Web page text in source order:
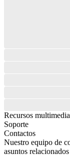
Recursos multimedia
Soporte
Contactos
Nuestro equipo de
asuntos